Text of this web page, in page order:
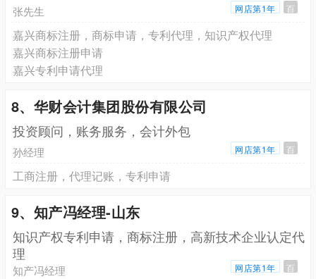
张先生 网店第1年 百
嘉兴商标注册，商标申请，专利代理，知识产权代理
嘉兴商标注册申请
嘉兴专利申请代理
8、华财会计集团股份有限公司
投资顾问，账务服务，会计外包
孙经理 网店第1年 百
工商注册，代理记账，专利申请
9、知产冯经理-山东
知识产权专利申请，商标注册，高新技术企业认定代
理
知产冯经理 网店第1年 百